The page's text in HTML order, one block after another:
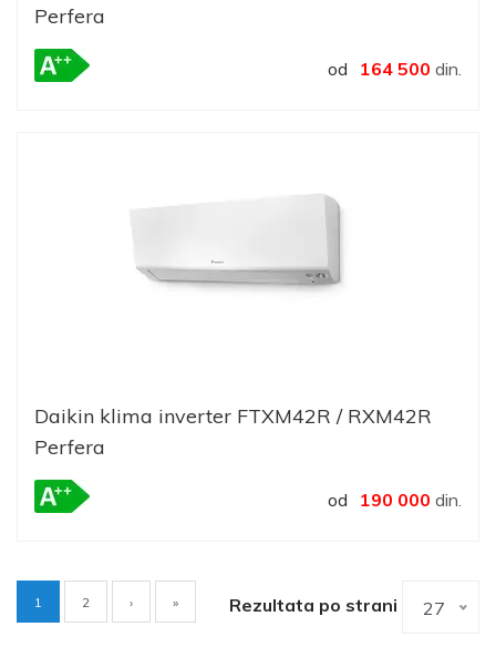
Perfera
od 164 500 din.
Daikin klima inverter FTXM42R / RXM42R
Perfera
od 190 000 din.
Pagination
Current
1 Page
2 Rezultata po strani 27